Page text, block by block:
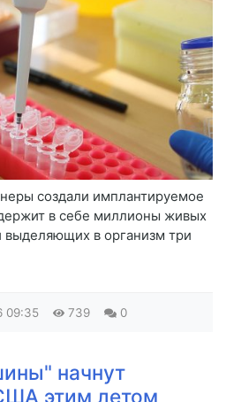
создали имплантируемое
в себе миллионы живых
выделяющих в организм три
09:35 739 0
начнут
этим летом